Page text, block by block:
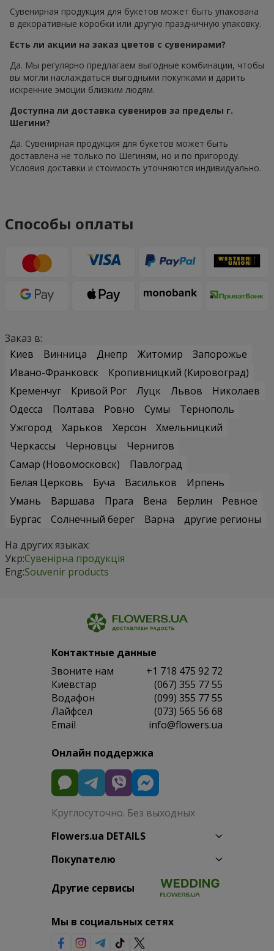
Сувенирная продукция для букетов может быть упакована
в декоративные коробки или другую праздничную упаковку.
Есть ли акции на заказ цветов с сувенирами?
Да. Мы регулярно предлагаем выгодные комбинации, чтобы
вы могли наслаждаться выгодными покупками и дарить
искренние эмоции близким людям.
Доступна ли доставка сувениров за пределы г.
Шегини?
Да. Сувенирная продукция для букетов может быть
доставлена не только по Шегиням, но и по пригороду.
Условия доставки и стоимость уточняются индивидуально.
Способы оплаты
Заказ в:
Киев
Винница Днепр Житомир
Запорожье
Ивано-Франковск
Кропивницкий (Кировоград)
Кременчуг
Кривой Рог Луцк Львов
Николаев
Одесса
Полтава Ровно Сумы
Тернополь
Ужгород
Харьков Херсон
Хмельницкий
Черкассы
Черновцы
Чернигов
Самар (Новомосковск)
Павлоград
Белая Церковь
Буча Васильков
Ирпень
Умань
Варшава Прага Вена Берлин
Ревное
Бургас
Солнечный берег Варна
другие регионы
На других языках:
Укр:Сувенірна продукція
Eng:Souvenir products
Контактные данные
Звоните нам
+1 718 475 92 72
Киевстар
(067) 355 77 55
Водафон
(099) 355 77 55
Лайфсел
(073) 565 56 68
Email
info@flowers.ua
Онлайн поддержка
Круглосуточно. Без выходных
Flowers.ua DETAILS
Покупателю
Другие сервисы
Мы в социальных сетях